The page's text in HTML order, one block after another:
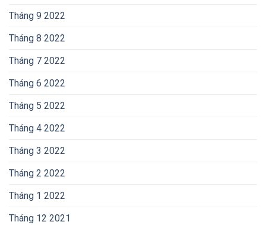
Tháng 9 2022
Tháng 8 2022
Tháng 7 2022
Tháng 6 2022
Tháng 5 2022
Tháng 4 2022
Tháng 3 2022
Tháng 2 2022
Tháng 1 2022
Tháng 12 2021